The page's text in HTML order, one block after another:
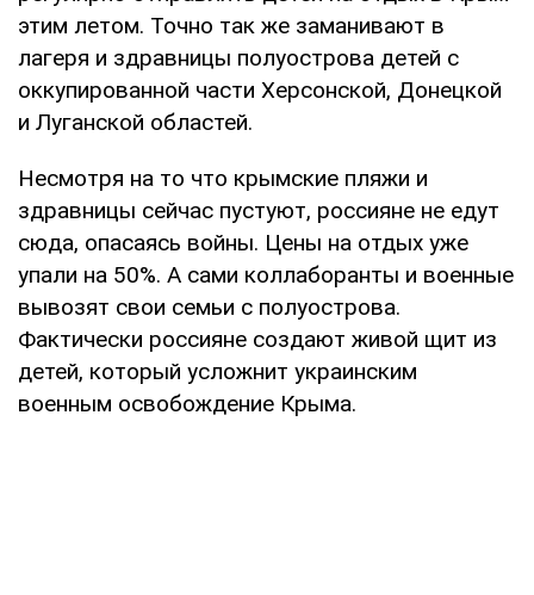
этим летом. Точно так же заманивают в
лагеря и здравницы полуострова детей с
оккупированной части Херсонской, Донецкой
и Луганской областей.
Несмотря на то что крымские пляжи и
здравницы сейчас пустуют, россияне не едут
сюда, опасаясь войны. Цены на отдых уже
упали на 50%. А сами коллаборанты и военные
вывозят свои семьи с полуострова.
Фактически россияне создают живой щит из
детей, который усложнит украинским
военным освобождение Крыма.